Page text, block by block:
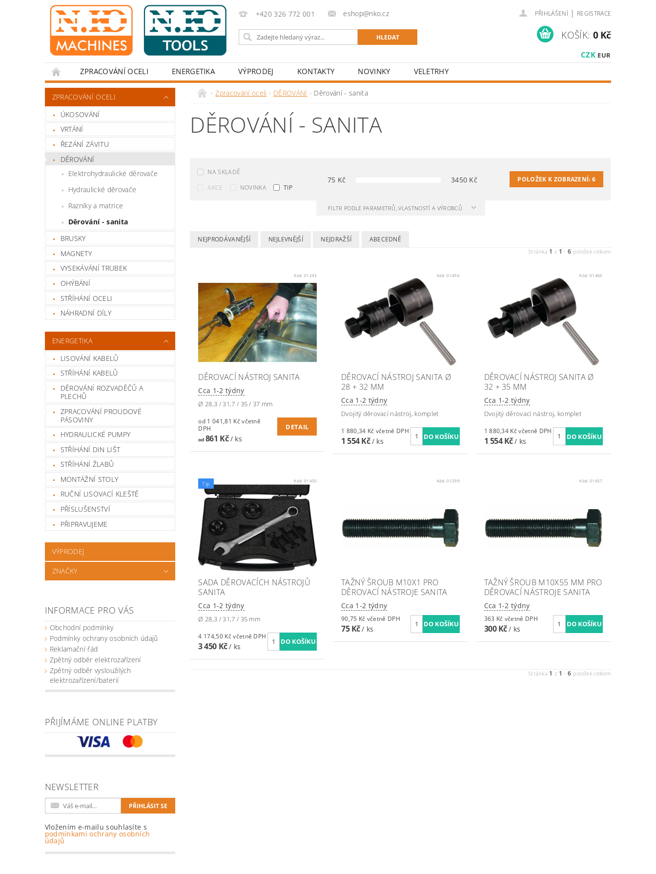
+420 326 772 001 eshop@nko.cz PŘIHLÁŠENÍ | REGISTRACE
CZK EUR
KOŠÍK: 0 Kč
ZPRACOVÁNÍ OCELI ENERGETIKA VÝPRODEJ KONTAKTY NOVINKY VELETRHY
ZPRACOVÁNÍ OCELI
ÚKOSOVÁNÍ
VRTÁNÍ
ŘEZÁNÍ ZÁVITU
DĚROVÁNÍ
Elektrohydraulické děrovače
Hydraulické děrovače
Razníky a matrice
Děrování - sanita
BRUSKY
MAGNETY
VYSEKÁVÁNÍ TRUBEK
OHÝBÁNÍ
STŘÍHÁNÍ OCELI
NÁHRADNÍ DÍLY
ENERGETIKA
LISOVÁNÍ KABELŮ
STŘÍHÁNÍ KABELŮ
DĚROVÁNÍ ROZVADĚČŮ A
PLECHŮ
ZPRACOVÁNÍ PROUDOVÉ
PÁSOVINY
HYDRAULICKÉ PUMPY
STŘÍHÁNÍ DIN LIŠT
STŘÍHÁNÍ ŽLABŮ
MONTÁŽNÍ STOLY
RUČNÍ LISOVACÍ KLEŠTĚ
PŘÍSLUŠENSTVÍ
PŘIPRAVUJEME
VÝPRODEJ
ZNAČKY
INFORMACE PRO VÁS
Obchodní podmínky
Podmínky ochrany osobních údajů
Reklamační řád
Zpětný odběr elektrozařízení
Zpětný odběr vysloužilých
elektrozařízení/baterií
PŘIJÍMÁME ONLINE PLATBY
NEWSLETTER
Vložením e-mailu souhlasíte s
podmínkami ochrany osobních
údajů
Zpracování oceli DĚROVÁNÍ Děrování - sanita
DĚROVÁNÍ - SANITA
NA SKLADĚ
AKCE
NOVINKA TIP
75 Kč 3450 Kč POLOŽEK K ZOBRAZENÍ:6
FILTR PODLE PARAMETRŮ, VLASTNOSTÍ A VÝROBCŮ
NEJPRODÁVANĚJŠÍ NEJLEVNĚJŠÍ NEJDRAŽŠÍ ABECEDNĚ
Stránka 1 z 1 -6 položek celkem
Kód: 01293
DĚROVACÍ NÁSTROJ SANITA
Cca 1-2 týdny
Ø 28,3 / 31,7 / 35 / 37 mm
od 1 041,81 Kč včetně
DPH
od861 Kč/ ks
DETAIL
Kód:01456
DĚROVACÍ NÁSTROJ SANITA Ø
28 + 32 MM
Cca 1-2 týdny
Dvojitý děrovací nástroj, komplet
1 880,34 Kč včetně DPH
1 554 Kč/ ks
Kód:01460
DĚROVACÍ NÁSTROJ SANITA Ø
32 + 35 MM
Cca 1-2 týdny
Dvojitý děrovací nástroj, komplet
1 880,34 Kč včetně DPH
1 554 Kč/ ks
Tip Kód: 01450
SADA DĚROVACÍCH NÁSTROJŮ
SANITA
Cca 1-2 týdny
Ø 28,3 / 31,7 / 35 mm
4 174,50 Kč včetně DPH
3 450 Kč/ ks
Kód:01299
TAŽNÝ ŠROUB M10X1 PRO
DĚROVACÍ NÁSTROJE SANITA
Cca 1-2 týdny
90,75 Kč včetně DPH
75 Kč/ ks
Kód:01457
TAŽNÝ ŠROUB M10X55 MM PRO
DĚROVACÍ NÁSTROJE SANITA
Cca 1-2 týdny
363 Kč včetně DPH
300 Kč/ ks
Stránka 1 z 1 -6 položek celkem